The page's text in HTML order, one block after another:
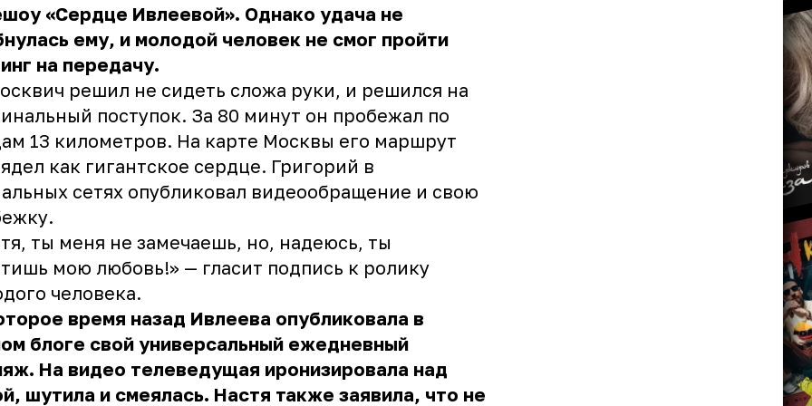
«Сердце Ивлеевой». Однако удача не
ему, и молодой человек не смог пройти
на передачу.
решил не сидеть сложа руки, и решился на
поступок. За 80 минут он пробежал по
13 километров. На карте Москвы его маршрут
как гигантское сердце. Григорий в
сетях опубликовал видеообращение и свою
ты меня не замечаешь, но, надеюсь, ты
мою любовь!» — гласит подпись к ролику
человека.
время назад Ивлеева опубликовала в
блоге свой универсальный ежедневный
На видео телеведущая иронизировала над
шутила и смеялась. Настя также заявила, что не